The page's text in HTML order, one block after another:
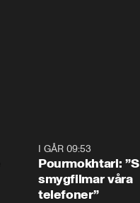
I GÅR 09:53
Pourmokhtari: ”S
smygfilmar våra
telefoner”